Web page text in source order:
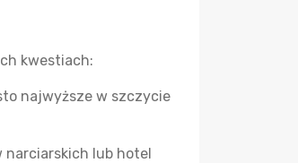
kwestiach:
najwyższe w szczycie
lub hotel